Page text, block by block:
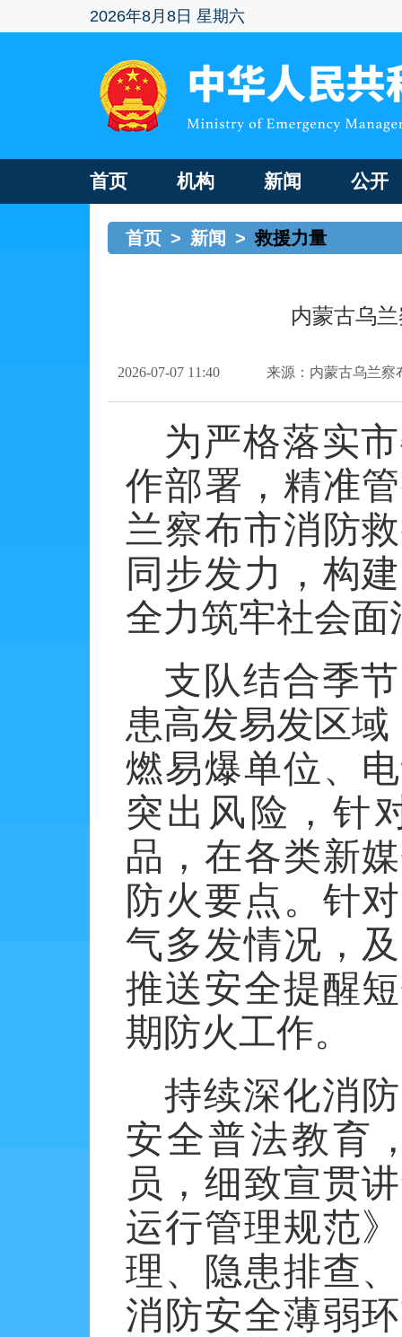
2026年8月8日 星期六
首页 机构 新闻 公开
首页 > 新闻 > 救援力量
内蒙古乌
2026-07-07 11:40 来源：内蒙古乌兰察
为严格落实
作部署，精准
兰察布市消防
同步发力，构
全力筑牢社会
支队结合季
患高发易发区域
燃易爆单位、
突出风险，针
品，在各类新
防火要点。针
气多发情况，
推送安全提醒
期防火工作。
持续深化消
安全普法教育
员，细致宣贯
运行管理规范
理、隐患排查
消防安全薄弱